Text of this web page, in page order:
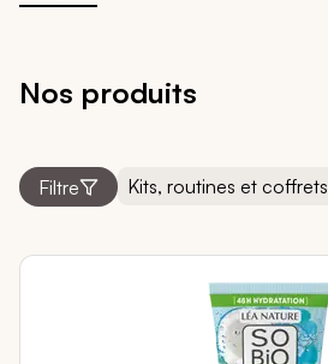
Nos produits
Filtre Kits, routines et coffrets